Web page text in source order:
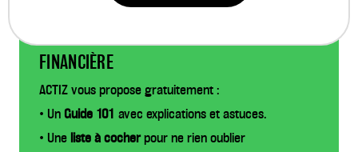
3 OUTILS PRATIQUES ET GRATUITS POUR
FINANCIÈRE
ACTIZ vous propose gratuitement :
• Un Guide 101 avec explications et astuces.
• Une liste à cocherpour ne rien oublier